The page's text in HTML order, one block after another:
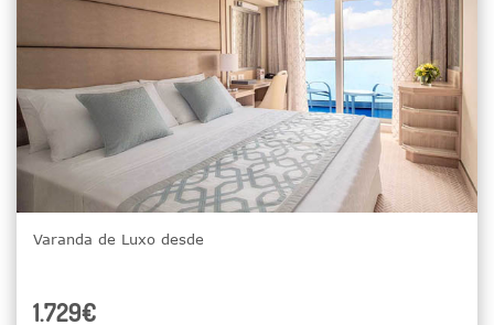
Varanda de Luxo desde
1.729€